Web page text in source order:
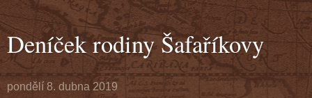
Deníček rodiny Šafaříkovy
pondělí 8. dubna 2019